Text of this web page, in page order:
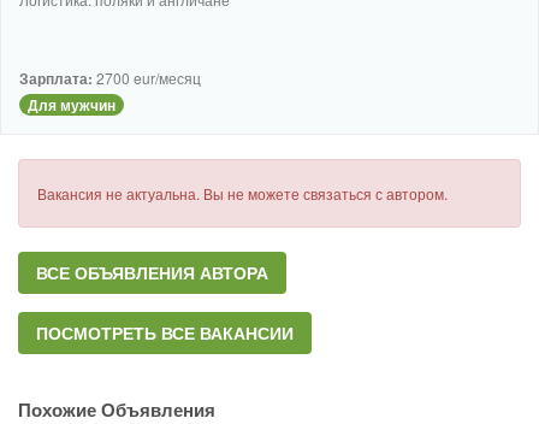
Зарплата: 2700 eur/месяц
Для мужчин
Вакансия не актуальна. Вы не можете связаться с автором.
ВСЕ ОБЪЯВЛЕНИЯ АВТОРА
ПОСМОТРЕТЬ ВСЕ ВАКАНСИИ
Похожие Объявления